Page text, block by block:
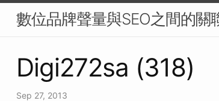
數位品牌聲量與SEO之間的關
Digi272sa (318)
Sep 27, 2013